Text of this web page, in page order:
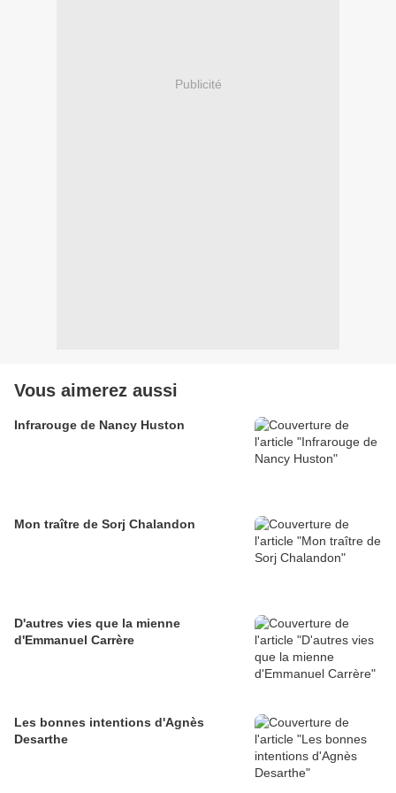
Publicité
Vous aimerez aussi
Infrarouge de Nancy Huston
Mon traître de Sorj Chalandon
D'autres vies que la mienne
d'Emmanuel Carrère
Les bonnes intentions d'Agnès
Desarthe